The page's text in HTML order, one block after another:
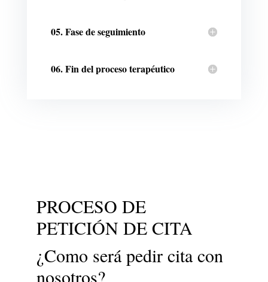
05. Fase de seguimiento
06. Fin del proceso terapéutico
PROCESO DE
PETICIÓN DE CITA
¿Como será pedir cita con
nosotros?